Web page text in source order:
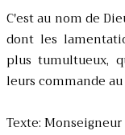
C'est au nom de
dont les
plus tumultueux,
leurs commande
Texte: Monseigneur